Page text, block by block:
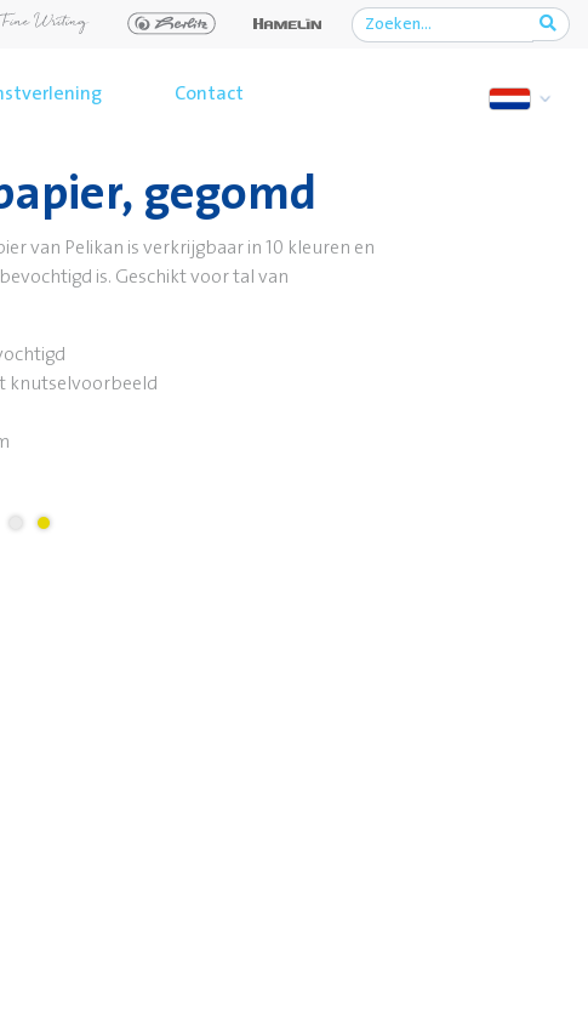
Contact
gegomd
van Pelikan is verkrijgbaar in 10 kleuren en
is. Geschikt voor tal van
knutselvoorbeeld